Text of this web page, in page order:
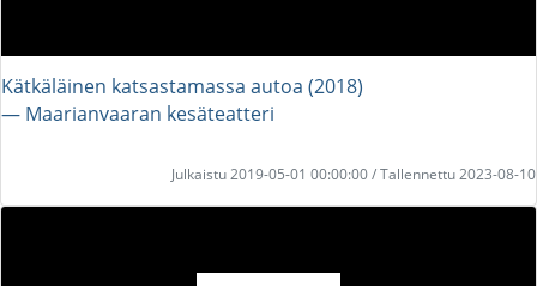
Kätkäläinen katsastamassa autoa (2018)
― Maarianvaaran kesäteatteri
Julkaistu 2019-05-01 00:00:00 / Tallennettu 2023-08-10